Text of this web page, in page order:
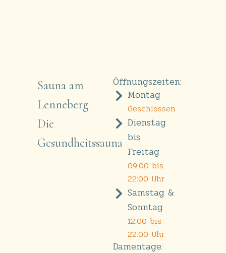
Sauna am
Lenneberg
Die
Gesundheitssauna
Öffnungszeiten:
Montag
Geschlossen
Dienstag
bis
Freitag
09:00 bis
22:00 Uhr
Samstag &
Sonntag
12:00 bis
22:00 Uhr
Damentage: